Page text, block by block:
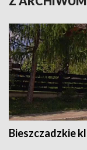
Bieszczadzkie